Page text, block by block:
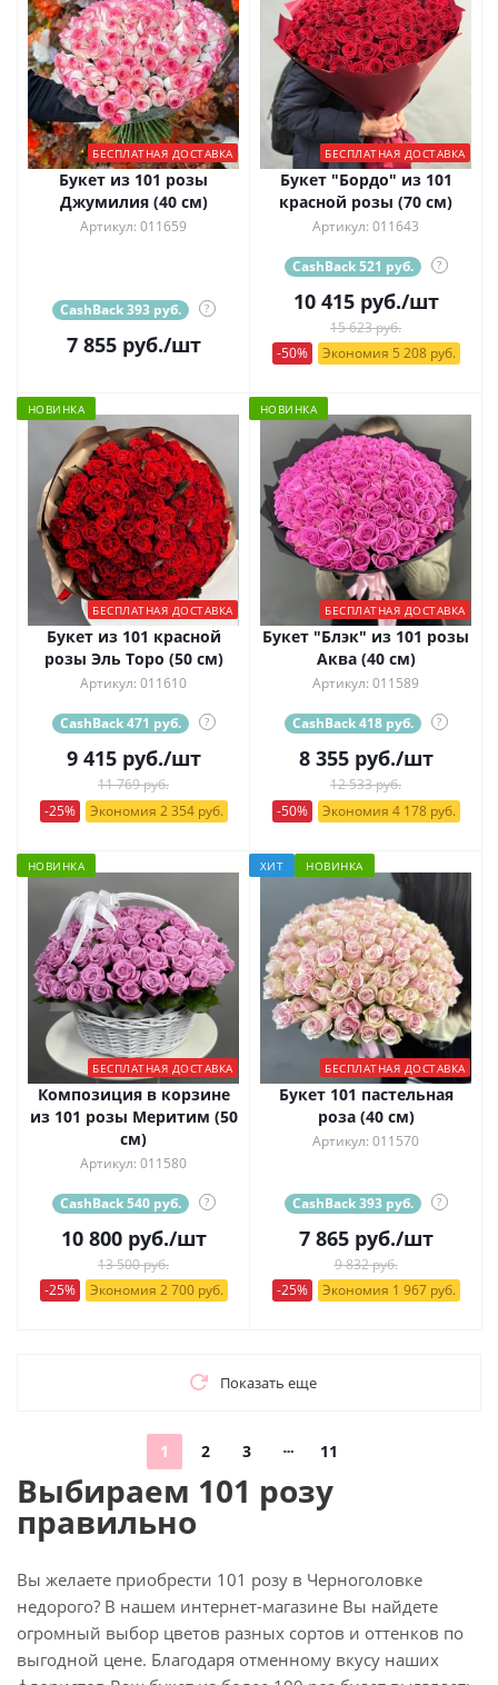
БЕСПЛАТНАЯ ДОСТАВКА
Букет из 101 розы
Джумилия (40 см)
Артикул: 011659
CashBack 393 руб. ?
7 855руб./шт
БЕСПЛАТНАЯ ДОСТАВКА
Букет "Бордо" из 101
красной розы (70 см)
Артикул: 011643
CashBack 521 руб. ?
10 415руб./шт
15 623 руб.
-50%
Экономия 5 208 руб.
НОВИНКА
БЕСПЛАТНАЯ ДОСТАВКА
Букет из 101 красной
розы Эль Торо (50 см)
Артикул: 011610
CashBack 471 руб. ?
9 415руб./шт
11 769 руб.
-25%
Экономия 2 354 руб.
НОВИНКА
БЕСПЛАТНАЯ ДОСТАВКА
Букет "Блэк" из 101 розы
Аква (40 см)
Артикул: 011589
CashBack 418 руб. ?
8 355руб./шт
12 533 руб.
-50%
Экономия 4 178 руб.
НОВИНКА
БЕСПЛАТНАЯ ДОСТАВКА
Композиция в корзине
из 101 розы Меритим (50
см)
Артикул: 011580
CashBack 540 руб. ?
10 800руб./шт
13 500 руб.
-25%
Экономия 2 700 руб.
ХИТ НОВИНКА
БЕСПЛАТНАЯ ДОСТАВКА
Букет 101 пастельная
роза (40 см)
Артикул: 011570
CashBack 393 руб. ?
7 865руб./шт
9 832 руб.
-25%
Экономия 1 967 руб.
Показать еще
1 2 3 11
Выбираем 101 розу
правильно
Вы желаете приобрести 101 розу в Черноголовке
недорого? В нашем интернет-магазине Вы найдете
огромный выбор цветов разных сортов и оттенков по
выгодной цене. Благодаря отменному вкусу наших